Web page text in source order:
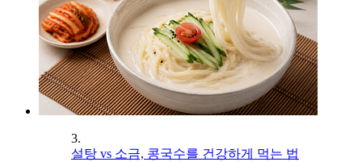
3.
설탕 vs 소금, 콩국수를 건강하게 먹는 법